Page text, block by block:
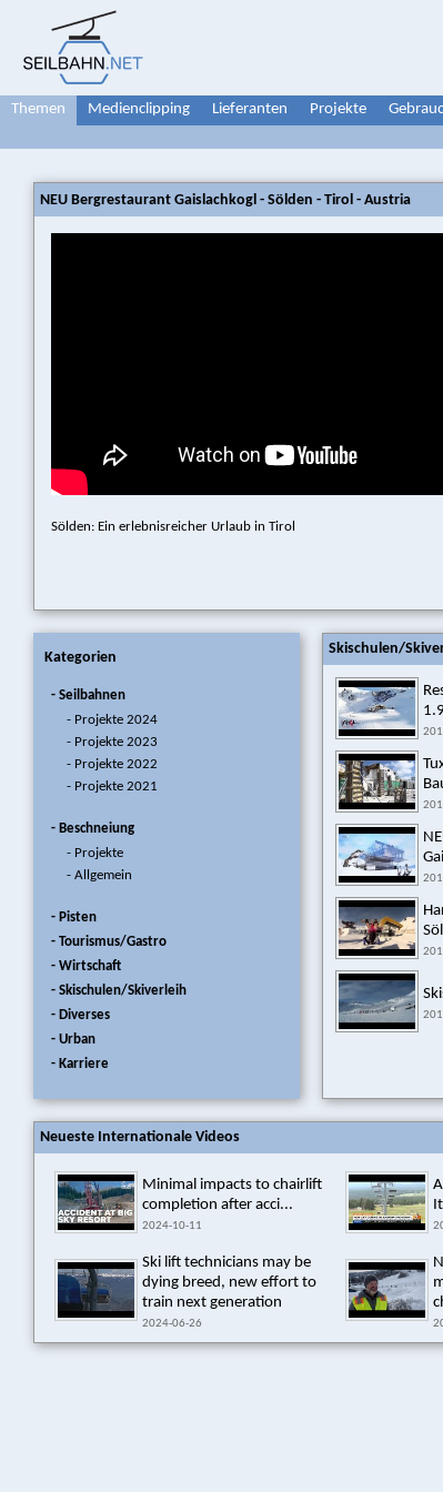
Themen Medienclipping Lieferanten Projekte
NEU Bergrestaurant Gaislachkogl - Sölden - Tirol - Austria
Sölden: Ein erlebnisreicher Urlaub in Tirol
Kategorien
- Seilbahnen
- Projekte 2024
- Projekte 2023
- Projekte 2022
- Projekte 2021
- Beschneiung
- Projekte
- Allgemein
- Pisten
- Tourismus/Gastro
- Wirtschaft
- Skischulen/Skiverleih
- Diverses
- Urban
- Karriere
Skischulen/
Neueste Internationale Videos
Minimal impacts to chairlift
completion after acci...
2024-10-11
Ski lift technicians may be
dying breed, new effort to
train next generation
2024-06-26